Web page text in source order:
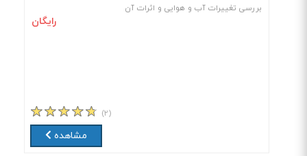
بررسی تغییرات آب و هوایی و اثرات آن
رایگان
(۲)
مشاهده